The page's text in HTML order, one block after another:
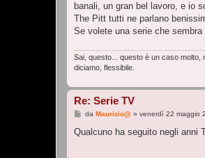
banali, un gran bel lavoro, e io
The Pitt tutti ne parlano
Se volete una serie che
Sai, questo... questo è un caso molto,
diciamo, flessibile.
Re: Serie TV
M
s
da Maurizio@» venerdì 22 maggio
Qualcuno ha seguito negli anni